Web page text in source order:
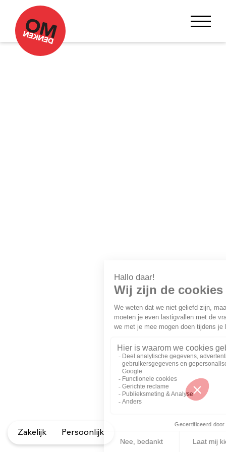
Zakelijk Persoonlijk